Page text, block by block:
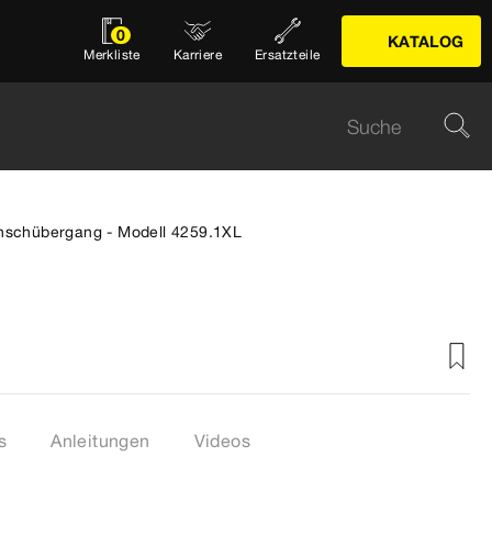
0
Merkliste Karriere Ersatzteile
KATALOG
- Modell 4259.1XL
Anleitungen Videos